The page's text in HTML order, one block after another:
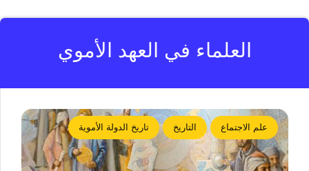
العلماء في العهد الأموي
علم الاجتماع التاريخ تاريخ الدولة الأموية